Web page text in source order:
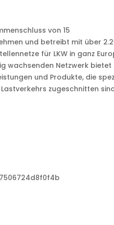
von 15
und betreibt mit über
für LKW in ganz
wachsenden Netzwerk bietet
und Produkte, die
zugeschnitten